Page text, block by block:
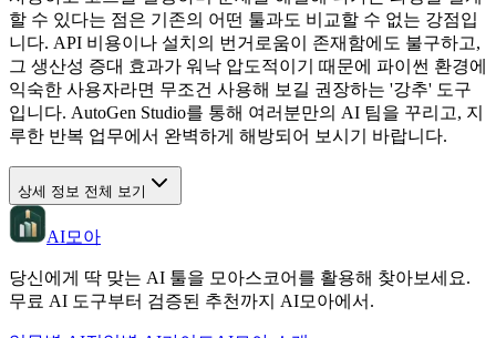
할 수 있다는 점은 기존의 어떤 툴과도 비교할 수 없는 강점입
니다. API 비용이나 설치의 번거로움이 존재함에도 불구하고,
그 생산성 증대 효과가 워낙 압도적이기 때문에 파이썬 환경에
익숙한 사용자라면 무조건 사용해 보길 권장하는 '강추' 도구
입니다. AutoGen Studio를 통해 여러분만의 AI 팀을 꾸리고, 지
루한 반복 업무에서 완벽하게 해방되어 보시기 바랍니다.
상세 정보 전체 보기
AI모아
당신에게 딱 맞는 AI 툴을 모아스코어를 활용해 찾아보세요.
무료 AI 도구부터 검증된 추천까지 AI모아에서.